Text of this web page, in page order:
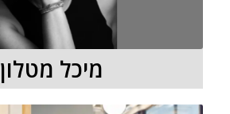
מיכל מטלון